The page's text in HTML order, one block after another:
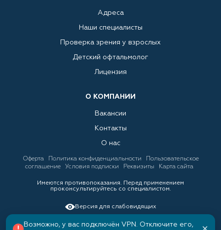
Адреса
Наши специалисты
Проверка зрения у взрослых
Детский офтальмолог
Лицензия
О КОМПАНИИ
Вакансии
Контакты
О нас
Оферта Политика конфиденциальности
Пользовательское
соглашение
Условия подписки Реквизиты Карта сайта
Имеются противопоказания. Перед применением
проконсультируйтесь со специалистом.
Версия для слабовидящих
Возможно, у вас подключён VPN. Отключите его,